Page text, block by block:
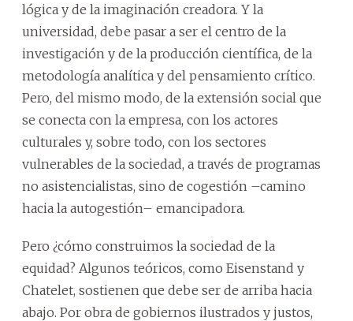
lógica y de la imaginación creadora. Y la
universidad, debe pasar a ser el centro de la
investigación y de la producción científica, de la
metodología analítica y del pensamiento crítico.
Pero, del mismo modo, de la extensión social que
se conecta con la empresa, con los actores
culturales y, sobre todo, con los sectores
vulnerables de la sociedad, a través de programas
no asistencialistas, sino de cogestión –camino
hacia la autogestión– emancipadora.
Pero ¿cómo construimos la sociedad de la
equidad? Algunos teóricos, como Eisenstand y
Chatelet, sostienen que debe ser de arriba hacia
abajo. Por obra de gobiernos ilustrados y justos,